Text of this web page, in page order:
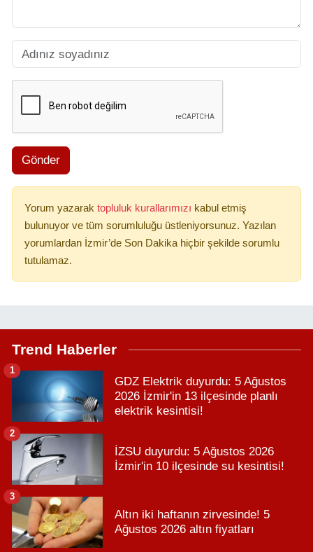
Gönder
Yorum yazarak topluluk kurallarımızı kabul etmiş
bulunuyor ve tüm sorumluluğu üstleniyorsunuz. Yazılan
yorumlardan İzmir’de Son Dakika hiçbir şekilde sorumlu
tutulamaz.
Trend Haberler
GDZ Elektrik duyurdu: 5 Ağustos
2026 İzmir'in 13 ilçesinde planlı
elektrik kesintisi!
1
İZSU duyurdu: 5 Ağustos 2026
İzmir'in 10 ilçesinde su kesintisi!
2
Altın iki haftanın zirvesinde! 5
Ağustos 2026 altın fiyatları
3